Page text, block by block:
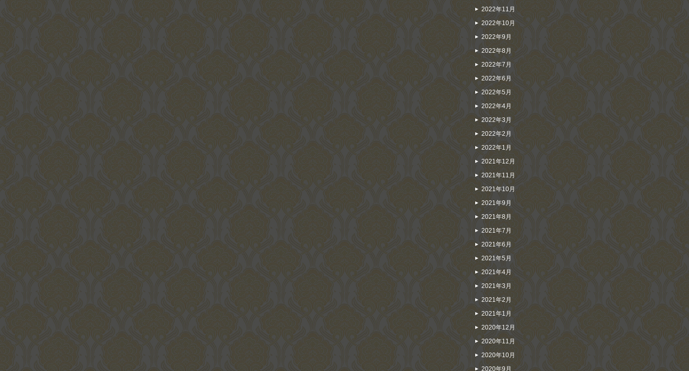
2022年11月
2022年10月
2022年9月
2022年8月
2022年7月
2022年6月
2022年5月
2022年4月
2022年3月
2022年2月
2022年1月
2021年12月
2021年11月
2021年10月
2021年9月
2021年8月
2021年7月
2021年6月
2021年5月
2021年4月
2021年3月
2021年2月
2021年1月
2020年12月
2020年11月
2020年10月
2020年9月